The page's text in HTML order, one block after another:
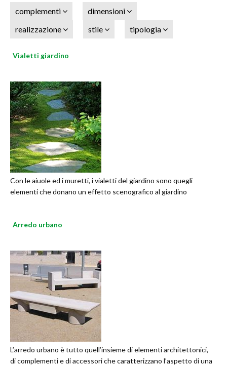
complementi
dimensioni
realizzazione
stile tipologia
Vialetti giardino
Con le aiuole ed i muretti, i vialetti del giardino sono quegli
elementi che donano un effetto scenografico al giardino
Arredo urbano
L’arredo urbano è tutto quell’insieme di elementi architettonici,
di complementi e di accessori che caratterizzano l’aspetto di una